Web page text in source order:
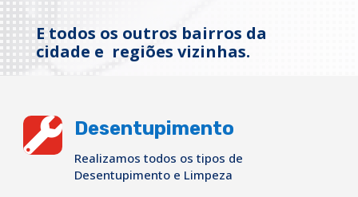
E todos os outros bairros da
cidade e regiões vizinhas.
 Desentupimento
Realizamos todos os tipos de
Desentupimento e Limpeza